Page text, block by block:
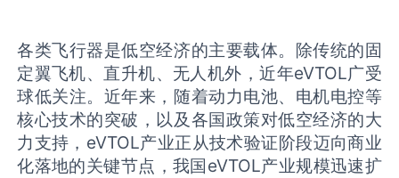
各类飞行器是低空经济的主要载体。除传统的固
定翼飞机、直升机、无人机外，近年eVTOL广受
球低关注。近年来，随着动力电池、电机电控等
核心技术的突破，以及各国政策对低空经济的大
力支持，eVTOL产业正从技术验证阶段迈向商业
化落地的关键节点，我国eVTOL产业规模迅速扩